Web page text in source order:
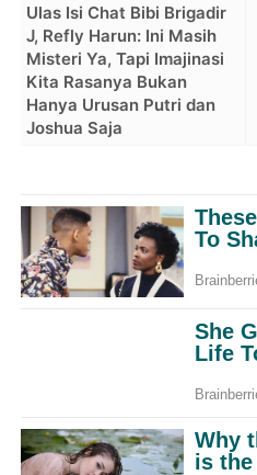
Ulas Isi Chat Bibi Brigadir
J, Refly Harun: Ini Masih
Misteri Ya, Tapi Imajinasi
Kita Rasanya Bukan
Hanya Urusan Putri dan
Joshua Saja